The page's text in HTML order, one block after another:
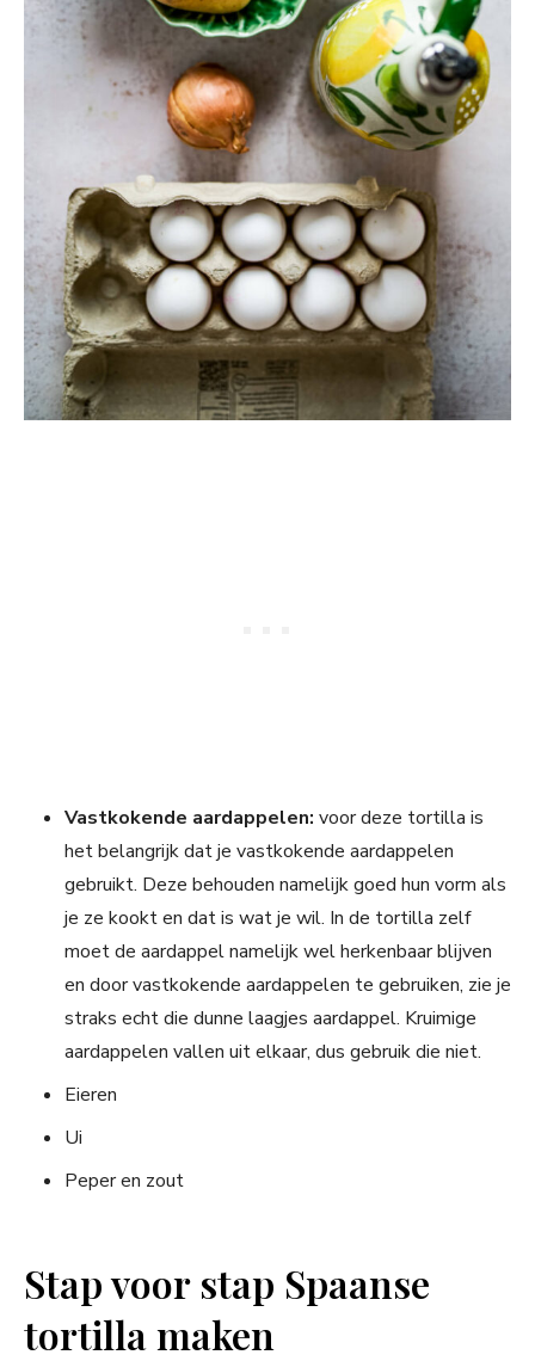
Vastkokende aardappelen: voor deze tortilla is
het belangrijk dat je vastkokende aardappelen
gebruikt. Deze behouden namelijk goed hun vorm als
je ze kookt en dat is wat je wil. In de tortilla zelf
moet de aardappel namelijk wel herkenbaar blijven
en door vastkokende aardappelen te gebruiken, zie je
straks echt die dunne laagjes aardappel. Kruimige
aardappelen vallen uit elkaar, dus gebruik die niet.
Eieren
Ui
Peper en zout
Stap voor stap Spaanse
tortilla maken